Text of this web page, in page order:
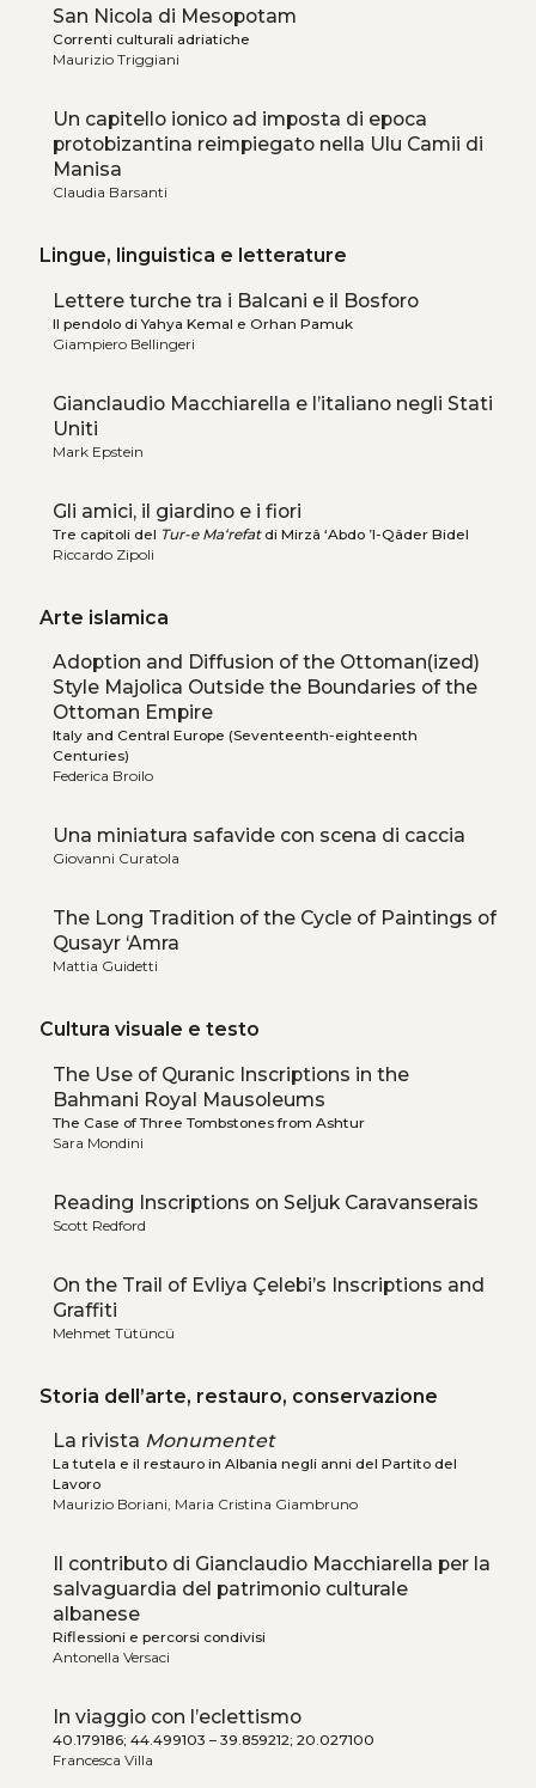
San Nicola di Mesopotam
Correnti culturali adriatiche
Maurizio Triggiani
Un capitello ionico ad imposta di epoca
protobizantina reimpiegato nella Ulu Camii di
Manisa
Claudia Barsanti
Lingue, linguistica e letterature
Lettere turche tra i Balcani e il Bosforo
Il pendolo di Yahya Kemal e Orhan Pamuk
Giampiero Bellingeri
Gianclaudio Macchiarella e l’italiano negli Stati
Uniti
Mark Epstein
Gli amici, il giardino e i fiori
Tre capitoli del Tur-e Ma‘refatdi Mirzâ ‘Abdo ’l-Qâder Bidel
Riccardo Zipoli
Arte islamica
Adoption and Diffusion of the Ottoman(ized)
Style Majolica Outside the Boundaries of the
Ottoman Empire
Italy and Central Europe (Seventeenth-eighteenth
Centuries)
Federica Broilo
Una miniatura safavide con scena di caccia
Giovanni Curatola
The Long Tradition of the Cycle of Paintings of
Qusayr ‘Amra
Mattia Guidetti
Cultura visuale e testo
The Use of Quranic Inscriptions in the
Bahmani Royal Mausoleums
The Case of Three Tombstones from Ashtur
Sara Mondini
Reading Inscriptions on Seljuk Caravanserais
Scott Redford
On the Trail of Evliya Çelebi’s Inscriptions and
Graffiti
Mehmet Tütüncü
Storia dell’arte, restauro, conservazione
La rivista Monumentet
La tutela e il restauro in Albania negli anni del Partito del
Lavoro
Maurizio Boriani, Maria Cristina Giambruno
Il contributo di Gianclaudio Macchiarella per la
salvaguardia del patrimonio culturale
albanese
Riflessioni e percorsi condivisi
Antonella Versaci
In viaggio con l’eclettismo
40.179186; 44.499103 – 39.859212; 20.027100
Francesca Villa